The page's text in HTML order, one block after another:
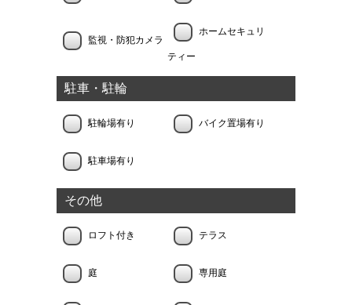
監視・防犯カメラ
ホームセキュリ
ティー
駐車・駐輪
駐輪場有り バイク置場有り
駐車場有り
その他
ロフト付き テラス
庭 専用庭